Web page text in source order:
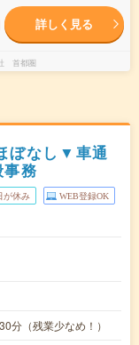
詳しく見る
首都圏
ぼなし▼車通
務
が休み WEB登録OK
分（残業少なめ！）